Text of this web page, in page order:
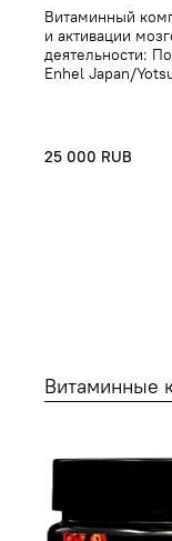
Витаминный
и активации
деятельности:
Enhel Japan/
25 000 RUB
Витаминные